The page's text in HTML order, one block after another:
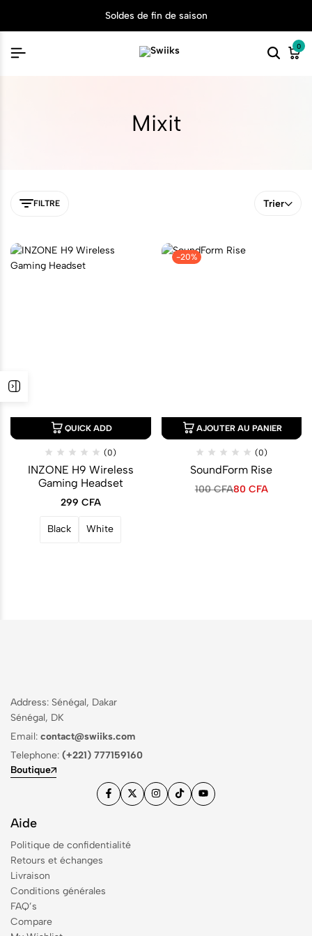
Soldes de fin de saison
0
Mixit
FILTRE Trier
QUICK ADD
(0)
INZONE H9 Wireless
Gaming Headset
299 CFA
Black White
-20%
AJOUTER AU PANIER
(0)
SoundForm Rise
100CFA80 CFA
Address: Sénégal, Dakar
Sénégal, DK
Email: contact@swiiks.com
Telephone: (+221) 777159160
Boutique
Aide
Politique de confidentialité
Retours et échanges
Livraison
Conditions générales
FAQ’s
Compare